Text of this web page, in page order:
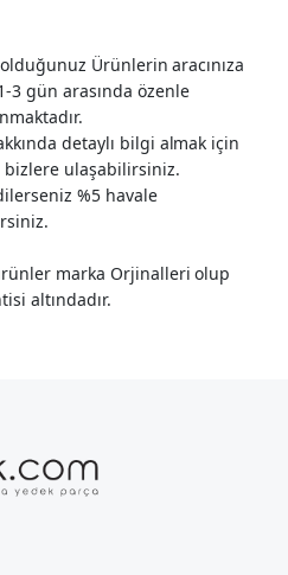
Ürünlerin aracınıza
3 gün arasında özenle
detaylı bilgi almak için
ulaşabilirsiniz.
%5 havale
marka Orjinalleri olup
altındadır.